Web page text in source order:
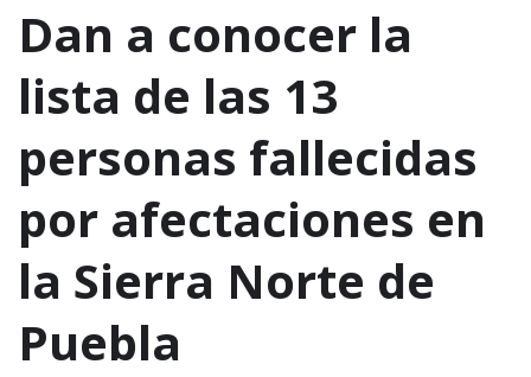
Dan a conocer la
lista de las 13
personas fallecidas
por afectaciones en
la Sierra Norte de
Puebla